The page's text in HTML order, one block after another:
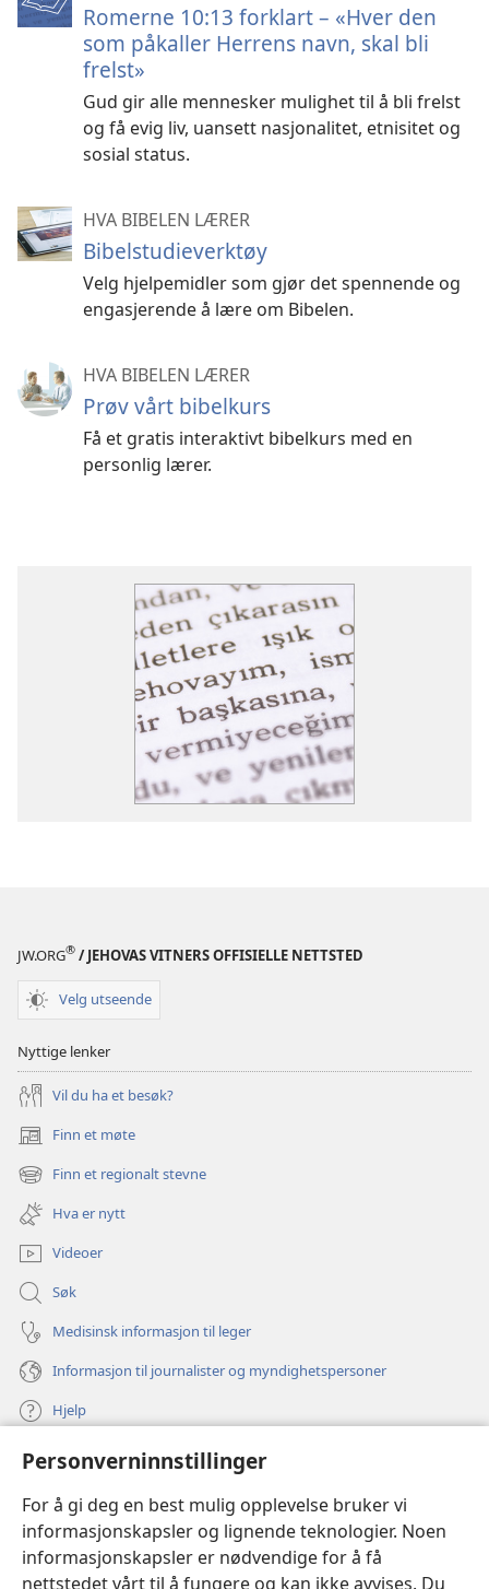
Personverninnstillinger
For å gi deg en best mulig opplevelse bruker vi
informasjonskapsler og lignende teknologier. Noen
informasjonskapsler er nødvendige for å få
nettstedet vårt til å fungere og kan ikke avvises. Du
Romerne 10:13 forklart – «Hver den
som påkaller Herrens navn, skal bli
frelst»
Gud gir alle mennesker mulighet til å bli frelst
og få evig liv, uansett nasjonalitet, etnisitet og
sosial status.
HVA BIBELEN LÆRER
Bibelstudieverktøy
Velg hjelpemidler som gjør det spennende og
engasjerende å lære om Bibelen.
HVA BIBELEN LÆRER
Prøv vårt bibelkurs
Få et gratis interaktivt bibelkurs med en
personlig lærer.
JW.ORG® / JEHOVAS VITNERS OFFISIELLE NETTSTED
Velg utseende
Nyttige lenker
Vil du ha et besøk?
Finn et møte
(åpner
nytt
vindu)
Finn et regionalt stevne
(åpner
nytt
vindu)
Hva er nytt
Videoer
Søk
Medisinsk informasjon til leger
Informasjon til journalister og myndighetspersoner
Hjelp
Bidrag
(åpner
nytt
vindu)Watchtower ONLINE LIBRARY™
(åpner
nytt
vindu) JW Hub ®
(åpner